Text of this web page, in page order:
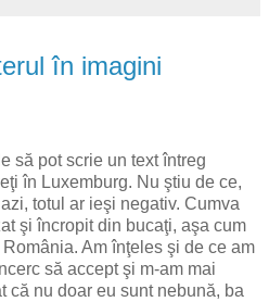
în imagini
să pot scrie un text întreg
în Luxemburg. Nu ştiu de ce,
totul ar ieşi negativ. Cumva
şi încropit din bucaţi, aşa cum
Am înţeles şi de ce am
să accept şi m-am mai
că nu doar eu sunt nebună, ba